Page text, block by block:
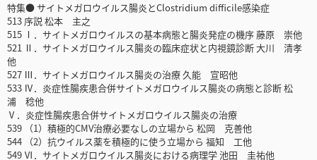
特集● サイトメガロウイルス腸炎とClostridium difficile感染症
513 序説 松本 主之
515 Ⅰ．サイトメガロウイルスの基本病態と腸炎発症の機序 藤原 崇他
521 Ⅱ．サイトメガロウイルス腸炎の臨床症状と内視鏡診断 大川 清孝
他
527 Ⅲ．サイトメガロウイルス腸炎の治療 久能 宣昭他
533 Ⅳ．炎症性腸疾患合併サイトメガロウイルス腸炎の病態と診断 松
浦 稔他
Ⅴ．炎症性腸疾患合併サイトメガロウイルス腸炎の治療
539 （1）積極的CMV治療必要なしの立場から 松岡 克善他
544 （2）抗ウイルス薬を積極的に使う立場から 福知 工他
549 Ⅵ．サイトメガロウイルス腸炎における病理学 池田 圭祐他